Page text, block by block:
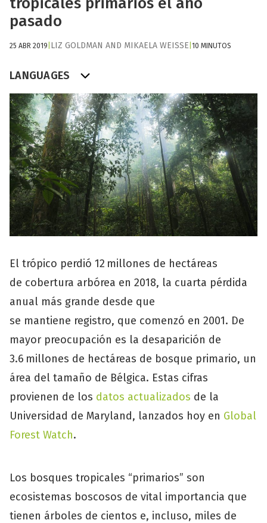
pasado
25 ABR 2019 LIZ GOLDMAN AND MIKAELA WEISSE 10 MINUTOS
LANGUAGES
El trópico perdió 12 millones de hectáreas
de cobertura arbórea en 2018, la cuarta pérdida
anual más grande desde que
se mantiene registro, que comenzó en 2001. De
mayor preocupación es la desaparición de
3.6 millones de hectáreas de bosque primario, un
área del tamaño de Bélgica. Estas cifras
provienen de los datos actualizados de la
Universidad de Maryland, lanzados hoy en Global
Forest Watch.
Los bosques tropicales “primarios” son
ecosistemas boscosos de vital importancia que
tienen árboles de cientos e, incluso, miles de